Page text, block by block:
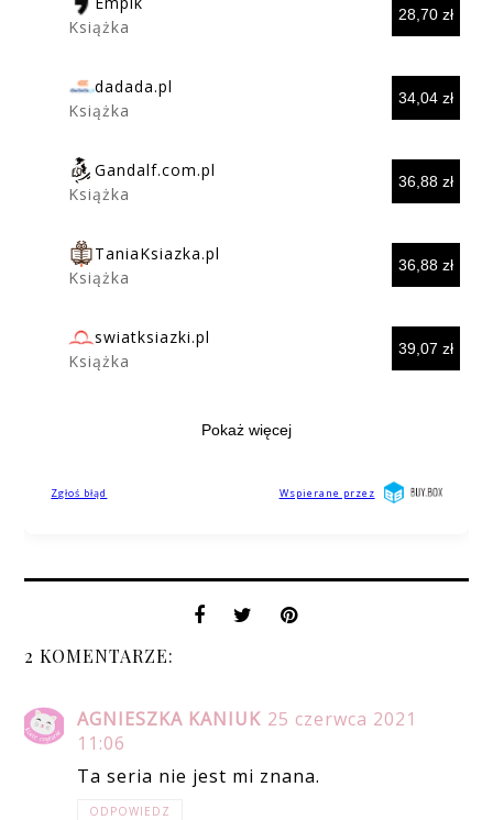
2 KOMENTARZE:
AGNIESZKA KANIUK 25 czerwca 2021
11:06
Ta seria nie jest mi znana.
ODPOWIEDZ